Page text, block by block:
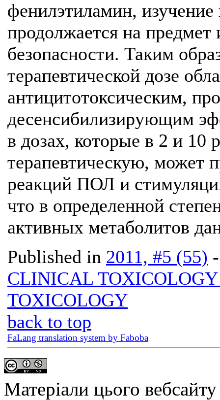
фенилэтиламин,
продолжается на предмет
безопасности. Таким
терапевтической дозе
антицитотоксическим,
десенсибилизирующим
в дозах, которые в 2 и 10
терапевтическую, может
реакций ПОЛ и
что в определенной
активных метаболитов
Published in 2011, #5 (55)
CLINICAL
TOXICOLOGY
back to top
FaLang translation system by Faboba
Матеріали цього